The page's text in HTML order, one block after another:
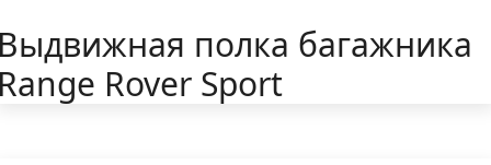
полка багажника
Rover Sport